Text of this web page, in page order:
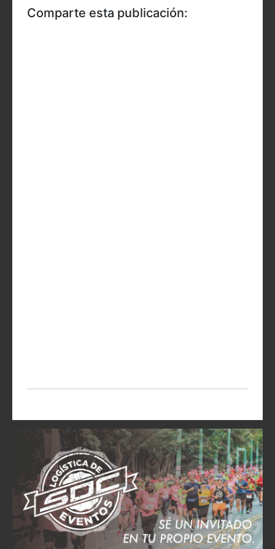
Comparte esta publicación: